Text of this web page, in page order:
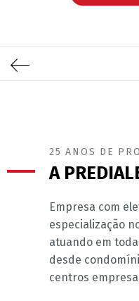
25 ANOS DE
A
Empresa com
especialização
atuando em
desde
centros